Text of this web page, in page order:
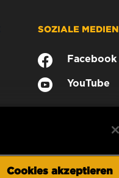
SOZIALE MEDIEN
Facebook
YouTube
Cookies akzeptieren